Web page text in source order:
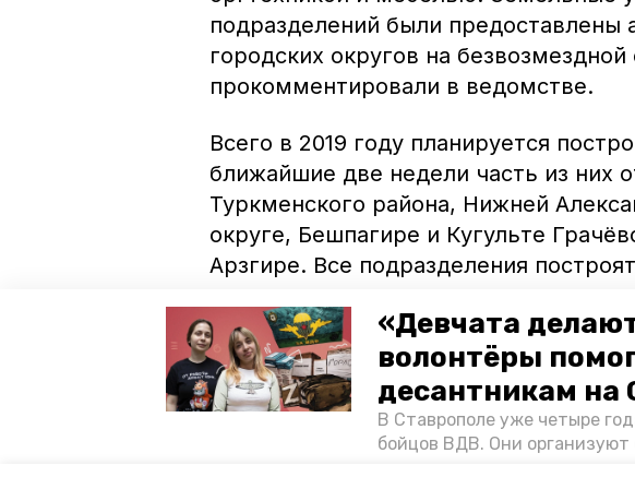
«Девчата
волонтёры
десантникам на
В Ставрополе уже четыре
бойцов ВДВ. Они организуют
спецоперации и лично
подразделений были предоставлены
городских округов на
прокомментировали в ведомстве.
Всего в 2019 году планируется
ближайшие две недели часть из них
Туркменского района, Нижней
округе, Бешпагире и Кугульте
Арзгире. Все подразделения
Ранее сообщалось, что на бахче
комплекс для воробьёв.